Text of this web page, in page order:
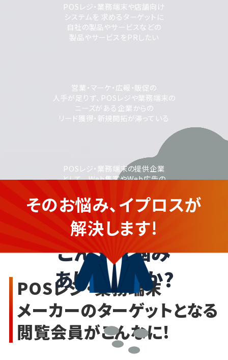
POSレジ・業務端末を提供する
企業さま
こんなお悩み
ありませんか?
POSレジ・業務端末や店舗向け
システムを 求めるターゲットに
自社の製品やサービスなどの
製品やサービスをPRしたい
営業・マーケ・広報・販促の
人手が足りず、POSレジや業務端末の
ニーズがある企業からの
リード獲得・新規開拓が滞っている
POSレジ・業務端末の提供企業
として、 Web集客やWeb広告の
運用に不安がある
そのお悩み、イプロスが
解決します!
POSレジ・業務端末
メーカーのターゲットとなる
閲覧会員がこんなに!